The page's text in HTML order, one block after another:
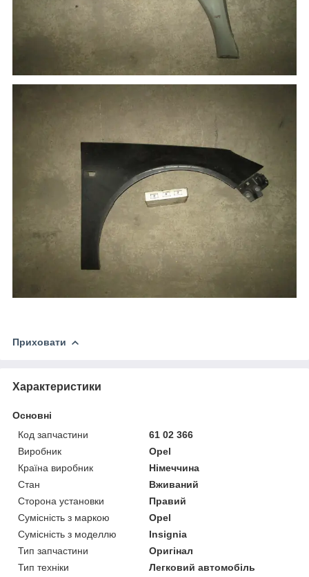
Приховати
Характеристики
Основні
Код запчастини
61 02 366
Виробник
Opel
Країна виробник
Німеччина
Стан
Вживаний
Сторона установки
Правий
Сумісність з маркою
Opel
Сумісність з моделлю
Insignia
Тип запчастини
Оригінал
Тип техніки
Легковий автомобіль